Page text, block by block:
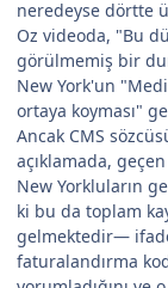
neredeyse dörtte
Oz videoda, "Bu
görülmemiş bir
New York'un
ortaya koyması"
Ancak CMS
açıklamada,
New Yorkluların
ki bu da toplam
gelmektedir—
faturalandırma